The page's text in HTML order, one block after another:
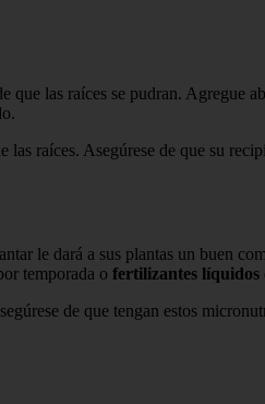
que las raíces se pudran. Agregue
las raíces. Asegúrese de que su
le dará a sus plantas un buen
temporada o fertilizantes líquidos
de que tengan estos